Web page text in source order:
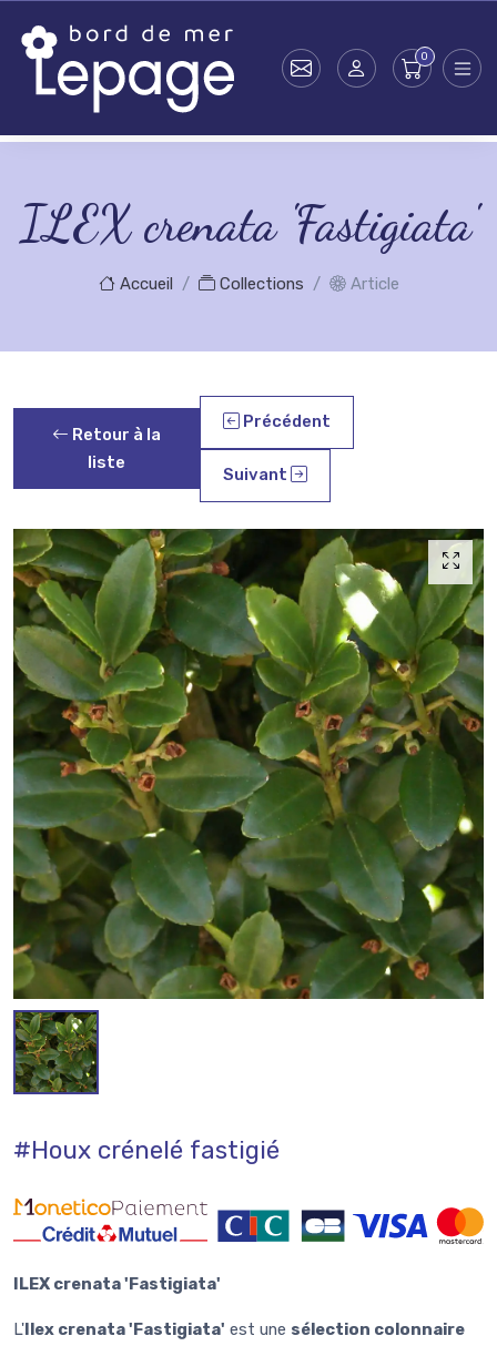
ILEX crenata 'Fastigiata'
Accueil Collections Article
Retour à la
liste
Précédent
Suivant
#Houx crénelé fastigié
ILEX crenata 'Fastigiata'
L' Ilex crenata 'Fastigiata' est une sélection colonnaire